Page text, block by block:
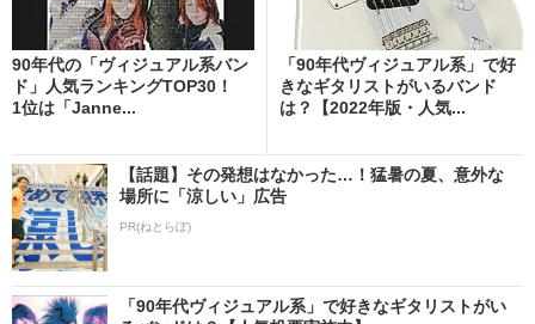
90年代の「ヴィジュアル系バン
ド」人気ランキングTOP30！
1位は「Janne...
「90年代ヴィジュアル系」で好
きなギタリストがいるバンド
は？【2022年版・人気...
【話題】その発想はなかった…！猛暑の夏、意外な
場所に「涼しい」広告
PR(ねとらぼ)
「90年代ヴィジュアル系」で好きなギタリストがい